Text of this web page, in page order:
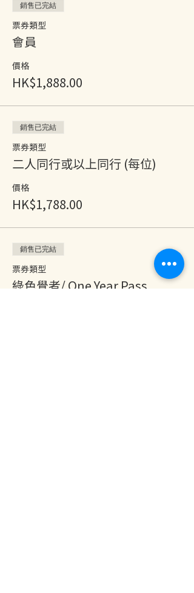
銷售已完結
票券類型
會員
價格
HK$1,888.00
銷售已完結
票券類型
二人同行或以上同行 (每位)
價格
HK$1,788.00
銷售已完結
票券類型
綠色覺者/ One Year Pass